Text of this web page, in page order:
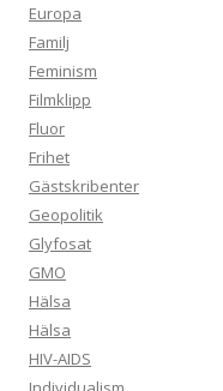
Europa
Familj
Feminism
Filmklipp
Fluor
Frihet
Gästskribenter
Geopolitik
Glyfosat
GMO
Hälsa
Hälsa
HIV-AIDS